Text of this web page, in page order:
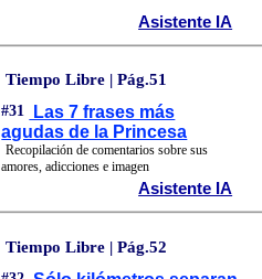
Asistente IA
Tiempo Libre | Pág.51
#31
Las 7 frases más
agudas de la Princesa
Recopilación de comentarios sobre sus
amores, adicciones e imagen
Asistente IA
Tiempo Libre | Pág.52